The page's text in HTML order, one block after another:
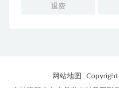
退费
网站地图